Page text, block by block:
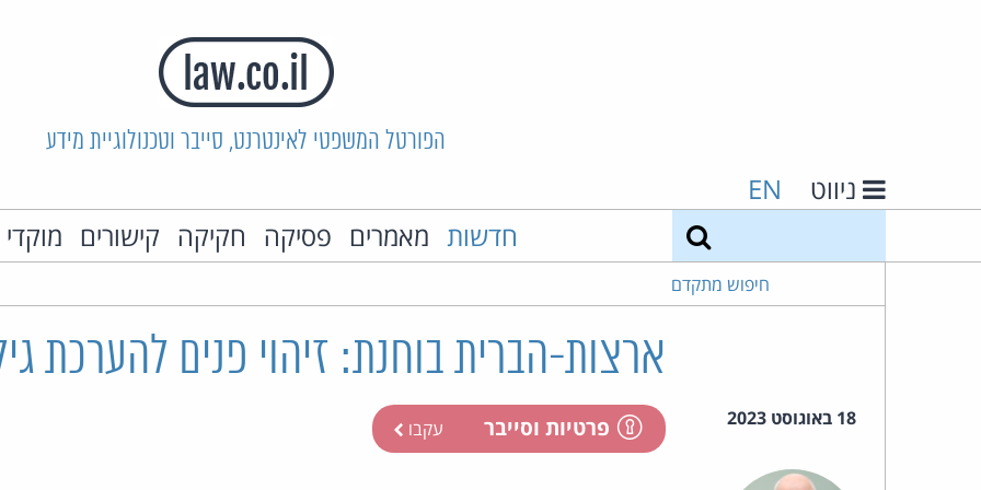
הפורטל המשפטי לאינטרנט, סייבר וטכנולוגיית מידע
ניווט EN
חדשות מאמרים פסיקה חקיקה קישורים
חיפוש מתקדם
ארצות-הברית בוחנת: זיהוי פנים להערכת
18 באוגוסט 2023 פרטיות וסייבר עקבו